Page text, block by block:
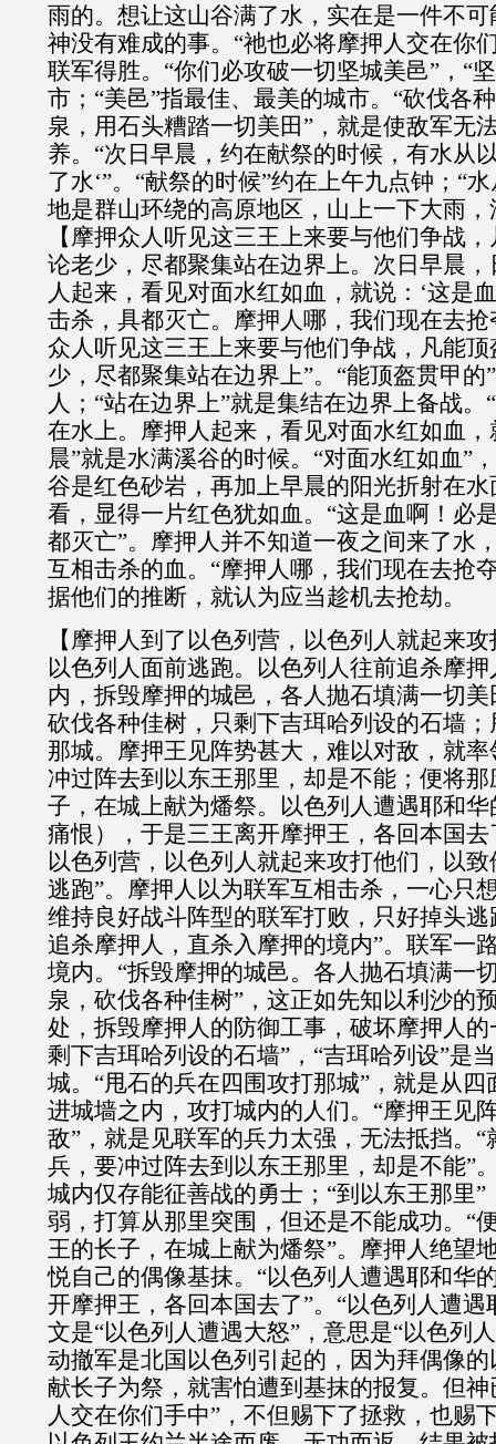
雨的。想让这山谷满了水，实在是一件不
神没有难成的事。“祂也必将摩押人交在你
联军得胜。“你们必攻破一切坚城美邑”，“
市；“美邑”指最佳、最美的城市。“砍伐各
泉，用石头糟踏一切美田”，就是使敌军无
养。“次日早晨，约在献祭的时候，有水从
了水‘”。“献祭的时候”约在上午九点钟；“
地是群山环绕的高原地区，山上一下大雨
【摩押众人听见这三王上来要与他们争战
论老少，尽都聚集站在边界上。次日早晨
人起来，看见对面水红如血，就说：‘这是
击杀，具都灭亡。摩押人哪，我们现在去抢
众人听见这三王上来要与他们争战，凡能
少，尽都聚集站在边界上”。“能顶盔贯甲的
人；“站在边界上”就是集结在边界上备战。
在水上。摩押人起来，看见对面水红如血，
晨”就是水满溪谷的时候。“对面水红如血”
谷是红色砂岩，再加上早晨的阳光折射在
看，显得一片红色犹如血。“这是血啊！必
都灭亡”。摩押人并不知道一夜之间来了水
互相击杀的血。“摩押人哪，我们现在去抢
据他们的推断，就认为应当趁机去抢劫。
【摩押人到了以色列营，以色列人就起来
以色列人面前逃跑。以色列人往前追杀摩
内，拆毁摩押的城邑，各人抛石填满一切
砍伐各种佳树，只剩下吉珥哈列设的石墙
那城。摩押王见阵势甚大，难以对敌，就
冲过阵去到以东王那里，却是不能；便将
子，在城上献为燔祭。以色列人遭遇耶和
痛恨），于是三王离开摩押王，各回本国
以色列营，以色列人就起来攻打他们，以
逃跑”。摩押人以为联军互相击杀，一心只
维持良好战斗阵型的联军打败，只好掉头
追杀摩押人，直杀入摩押的境内”。联军一
境内。“拆毁摩押的城邑。各人抛石填满一
泉，砍伐各种佳树”，这正如先知以利沙的
处，拆毁摩押人的防御工事，破坏摩押人
剩下吉珥哈列设的石墙”，“吉珥哈列设”是
城。“甩石的兵在四围攻打那城”，就是从
进城墙之内，攻打城内的人们。“摩押王见
敌”，就是见联军的兵力太强，无法抵挡。
兵，要冲过阵去到以东王那里，却是不能”
城内仅存能征善战的勇士；“到以东王那里
弱，打算从那里突围，但还是不能成功。“
王的长子，在城上献为燔祭”。摩押人绝望
悦自己的偶像基抹。“以色列人遭遇耶和华
开摩押王，各回本国去了”。“以色列人遭遇
文是“以色列人遭遇大怒”，意思是“以色列
动撤军是北国以色列引起的，因为拜偶像
献长子为祭，就害怕遭到基抹的报复。但
人交在你们手中”，不但赐下了拯救，也赐